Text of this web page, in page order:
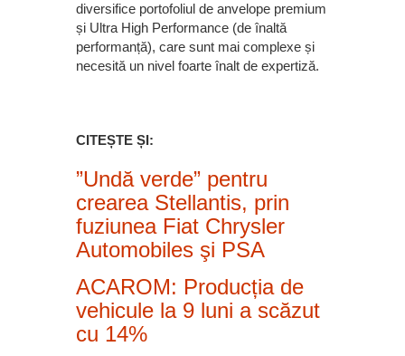
diversifice portofoliul de anvelope premium
și Ultra High Performance (de înaltă
performanță), care sunt mai complexe și
necesită un nivel foarte înalt de expertiză.
CITEȘTE ȘI:
”Undă verde” pentru
crearea Stellantis, prin
fuziunea Fiat Chrysler
Automobiles şi PSA
ACAROM: Producția de
vehicule la 9 luni a scăzut
cu 14%